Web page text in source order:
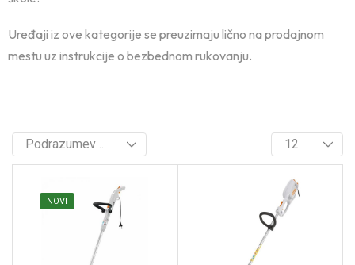
Uređaji iz ove kategorije se preuzimaju lično na prodajnom
mestu uz instrukcije o bezbednom rukovanju.
NOVI